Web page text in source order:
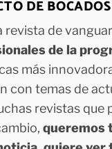
DE
revista de
de la
más
con temas de
revistas
queremos